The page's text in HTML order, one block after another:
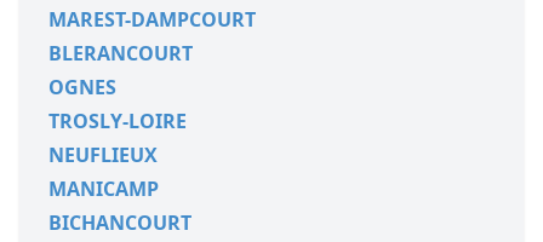
MAREST-DAMPCOURT
BLERANCOURT
OGNES
TROSLY-LOIRE
NEUFLIEUX
MANICAMP
BICHANCOURT